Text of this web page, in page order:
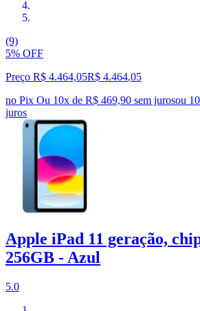
(9)
5% OFF
Preço R$ 4.464,05R$ 4.464,05
no Pix Ou 10x de R$ 469,90 sem jurosou 10
juros
Apple iPad 11 geração,
256GB - Azul
5.0